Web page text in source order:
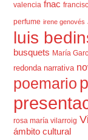
valencia fnac
perfume irene genovés
luis
busquets María
redonda narrativa
poemario
rosa maría vilarroig
ámbito cultural